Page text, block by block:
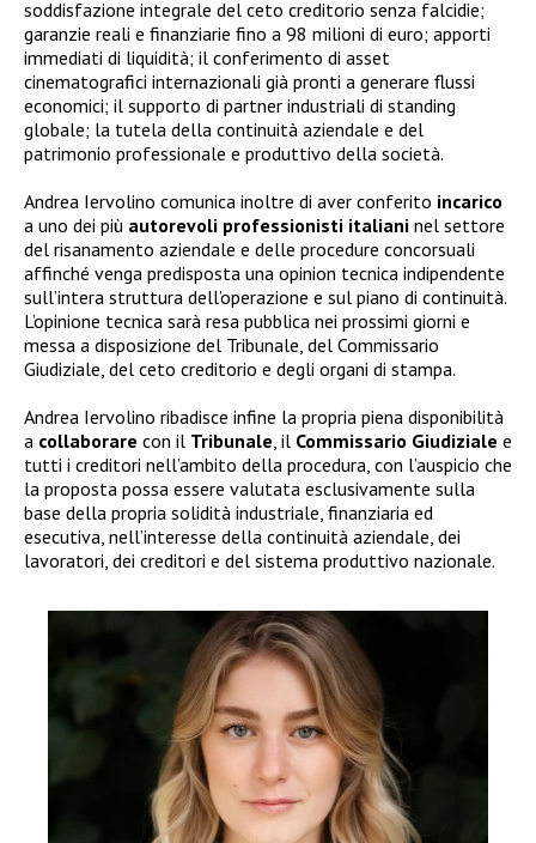
soddisfazione integrale del ceto creditorio senza falcidie;
garanzie reali e finanziarie fino a 98 milioni di euro; apporti
immediati di liquidità; il conferimento di asset
cinematografici internazionali già pronti a generare flussi
economici; il supporto di partner industriali di standing
globale; la tutela della continuità aziendale e del
patrimonio professionale e produttivo della società.
Andrea Iervolino comunica inoltre di aver conferito incarico
a uno dei più autorevoli professionisti italiani nel settore
del risanamento aziendale e delle procedure concorsuali
affinché venga predisposta una opinion tecnica indipendente
sull’intera struttura dell’operazione e sul piano di continuità.
L’opinione tecnica sarà resa pubblica nei prossimi giorni e
messa a disposizione del Tribunale, del Commissario
Giudiziale, del ceto creditorio e degli organi di stampa.
Andrea Iervolino ribadisce infine la propria piena disponibilità
a collaborare con il Tribunale, il Commissario Giudiziale e
tutti i creditori nell’ambito della procedura, con l’auspicio che
la proposta possa essere valutata esclusivamente sulla
base della propria solidità industriale, finanziaria ed
esecutiva, nell’interesse della continuità aziendale, dei
lavoratori, dei creditori e del sistema produttivo nazionale.